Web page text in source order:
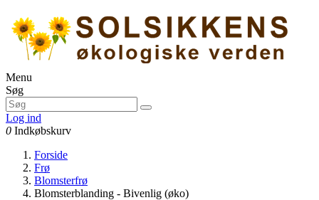
Menu
Søg
Log ind
0 Indkøbskurv
Forside
Frø
Blomsterfrø
Blomsterblanding - Bivenlig (øko)